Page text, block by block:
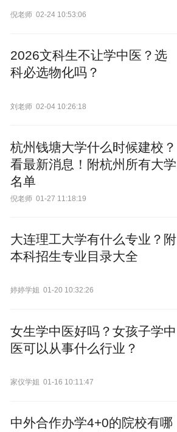
倪老师 02-24 10:53:06
2026文科生不让学中医？选
科必选物化吗？
刘老师 02-04 10:26:18
杭州钱塘大学什么时候建校？
看最新消息！附杭州所有大学
名单
倪老师 01-27 11:18:19
大连理工大学有什么专业？附
本科招生专业目录大全
婷婷学姐 01-20 10:32:26
女生学中医好吗？女孩子学中
医可以从事什么行业？
家仪学姐 01-16 10:11:47
中外合作办学4+0的院校有哪